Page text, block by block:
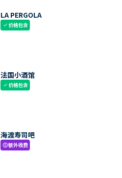
LA PERGOLA
check价格包含
法国小酒馆
check价格包含
海渡寿司吧
paid额外收费